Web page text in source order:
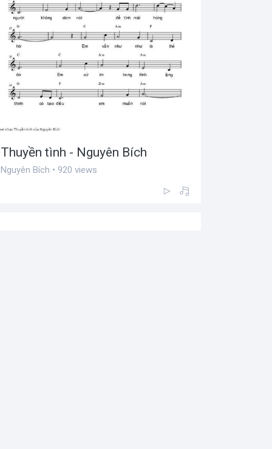
Thuyền tình - Nguyên Bích
Nguyên Bích • 920 views